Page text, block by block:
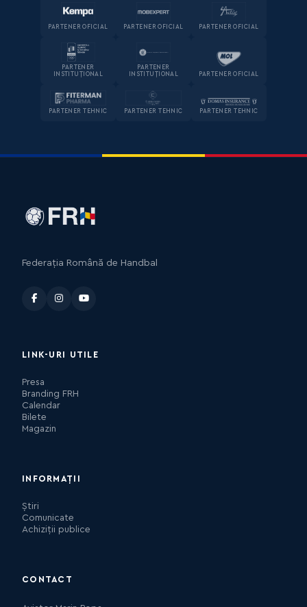
PARTENER OFICIAL PARTENER OFICIAL PARTENER OFICIAL
PARTENER
INSTITUȚIONAL
PARTENER
INSTITUȚIONAL
PARTENER OFICIAL
PARTENER TEHNIC PARTENER TEHNIC PARTENER TEHNIC
Federația Română de Handbal
LINK-URI UTILE
Presa
Branding FRH
Calendar
Bilete
Magazin
INFORMAȚII
Știri
Comunicate
Achiziții publice
CONTACT